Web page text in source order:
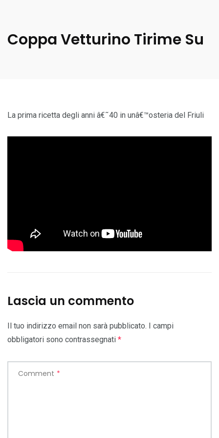
Coppa Vetturino Tirime Su
La prima ricetta degli anni â€˜40 in unâ€™osteria del Friuli
Lascia un commento
Il tuo indirizzo email non sarà pubblicato. I campi
obbligatori sono contrassegnati *
Comment *